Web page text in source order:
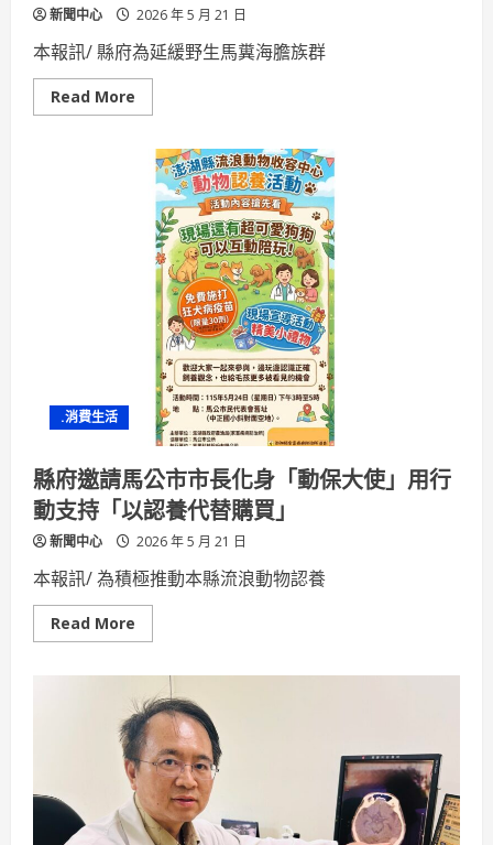
新聞中心 2026 年 5 月 21 日
本報訊/ 縣府為延緩野生馬糞海膽族群
Read More
more
為
.消費生活
縣府邀請馬公市市長化身「動保大使」用行
動支持「以認養代替購買」
新聞中心 2026 年 5 月 21 日
本報訊/ 為積極推動本縣流浪動物認養
Read More
more
邀
請
馬
公
市
市
長
化
身
「動